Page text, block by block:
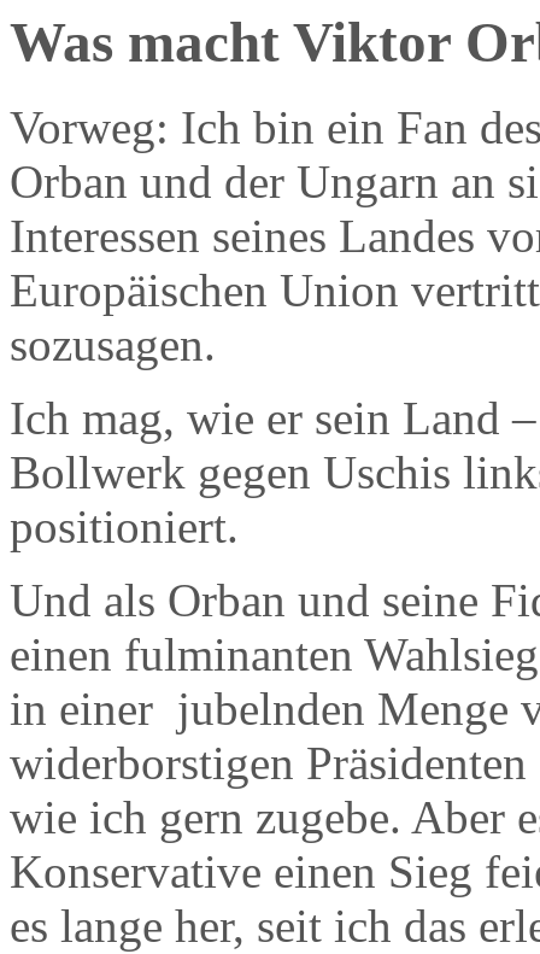
Was macht Viktor
Vorweg: Ich bin ein Fan
Orban und der Ungarn an
Interessen seines Landes
Europäischen Union
sozusagen.
Ich mag, wie er sein Land
Bollwerk gegen Uschis
positioniert.
Und als Orban und seine
einen fulminanten
in einer jubelnden Menge
widerborstigen
wie ich gern zugebe. Aber
Konservative einen Sieg
es lange her, seit ich das